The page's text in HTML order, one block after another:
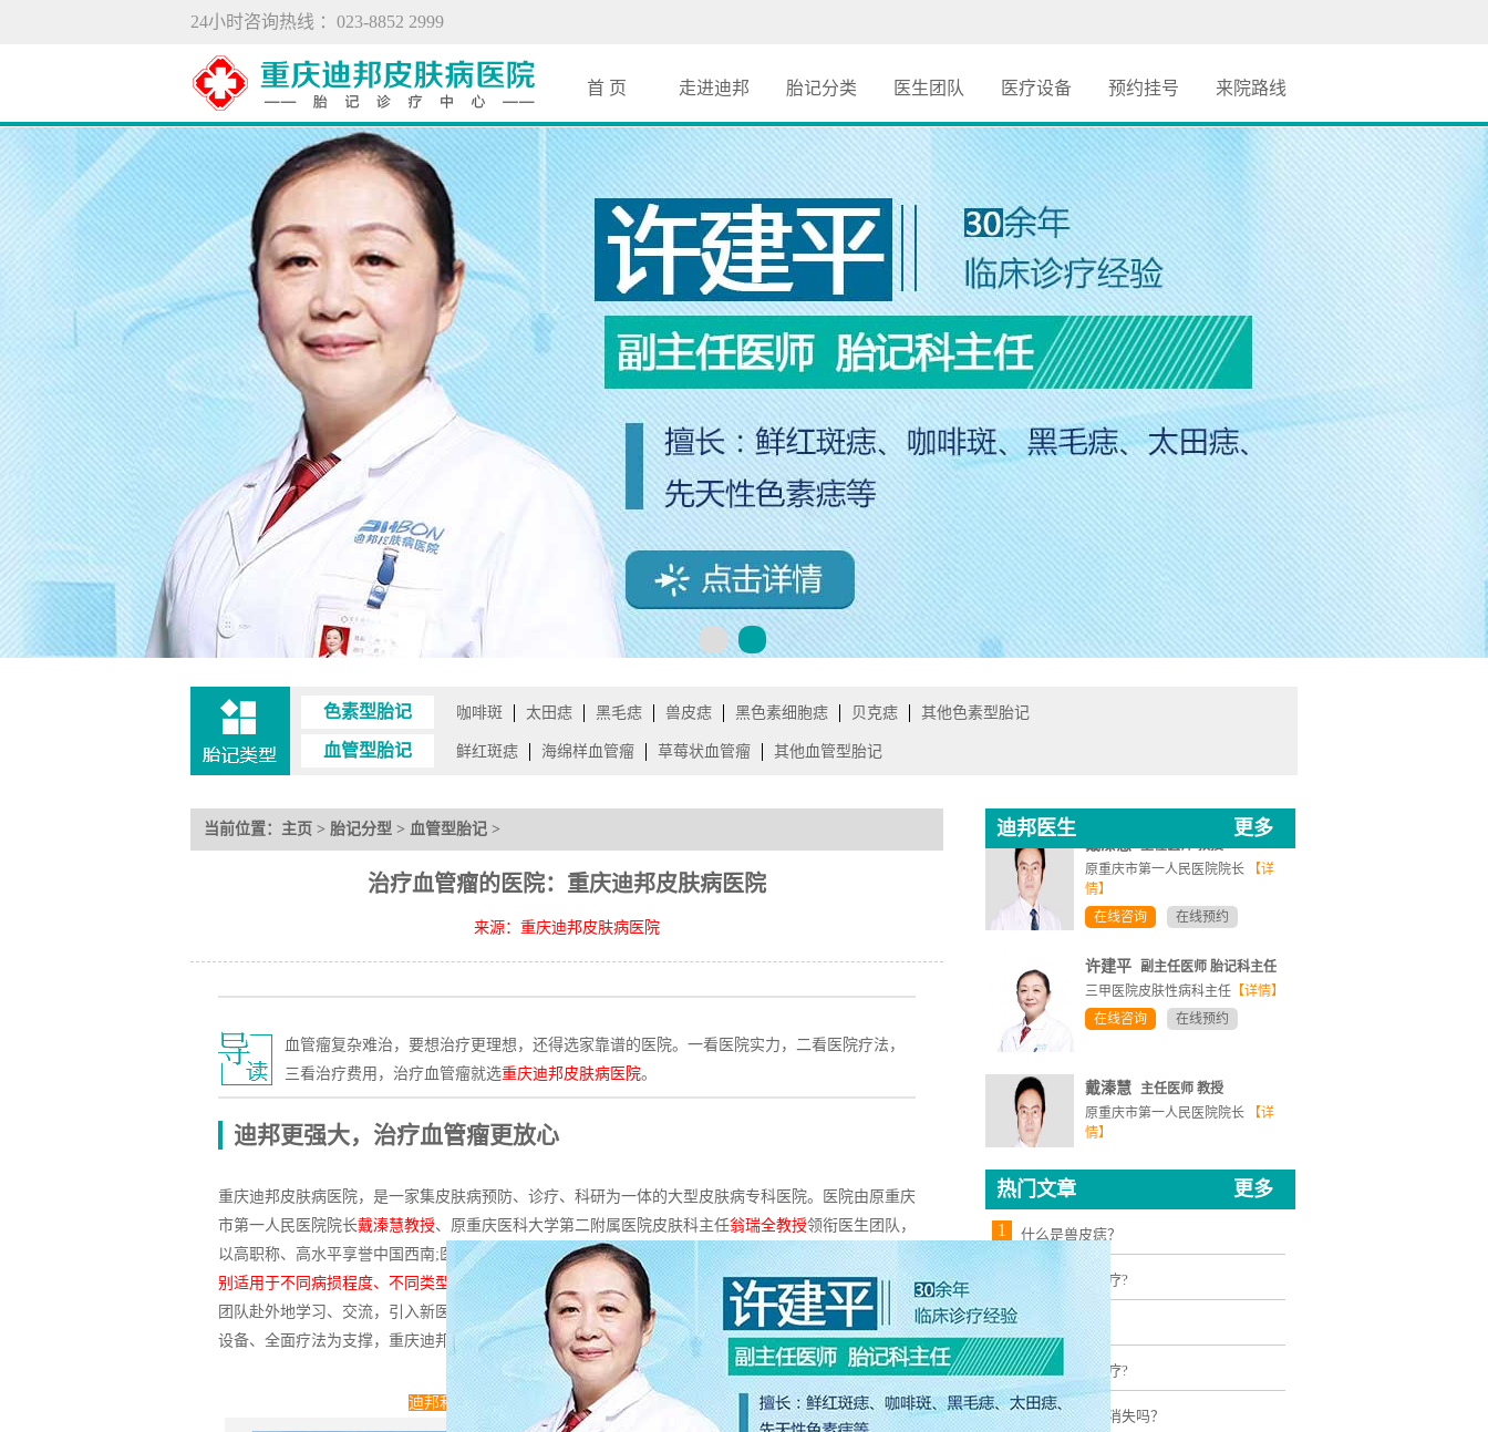
24小时咨询热线 ：023-8852 2999
首 页 走进迪邦 胎记分类 医生团队 医疗设备 预约挂号 来院路线
色素型胎记 咖啡斑 太田痣 黑毛痣 兽皮痣 黑色素细胞痣 贝克痣 其他色素型胎记
血管型胎记 鲜红斑痣 海绵样血管瘤 草莓状血管瘤 其他血管型胎记
当前位置： 主页 > 胎记分型 > 血管型胎记 >
治疗血管瘤的医院：重庆迪邦皮肤病医院
来源：重庆迪邦皮肤病医院
血管瘤复杂难治，要想治疗更理想，还得选家靠谱的医院。一看医院实力，二看医院疗法，
三看治疗费用，治疗血管瘤就选重庆迪邦皮肤病医院。
迪邦更强大，治疗血管瘤更放心
重庆迪邦皮肤病医院，是一家集皮肤病预防、诊疗、科研为一体的大型皮肤病专科医院。医院由原重庆
市第一人民医院院长戴溱慧教授、原重庆医科大学第二附属医院皮肤科主任翁瑞全教授领衔医生团队，
以高职称、高水平享誉中国西南;医院引入大批先进诊疗设备，仅用于血管瘤的专用设备就多达4型，分
别适用于不同病损程度、不同类型、不同肤质的血管瘤治疗
;同时，医院注重技术交流，经常派出医师
团队赴外地学习、交流，引入新医疗技术，时刻保障迪邦的技术水平长居行业前沿。由资深专家、先进
设备、全面疗法为支撑，重庆迪邦皮肤病医院是值得您放心托付的选择。
迪邦和其它医院相比有哪些优势?→点击获取←
迪邦医生 更多
情】
在线咨询
三甲医院皮肤性病科主任【详情】
在线咨询
在线预约
原重庆市第一人民医院院长
情】
在线咨询
热门文章 更多
1 什么是兽皮痣？
黑毛痣怎么治疗?
3 太田痣图片
4 贝克痣怎么治疗?
5 咖啡斑能自己消失吗？